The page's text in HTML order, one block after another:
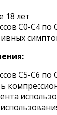
18 лет
С0-С4 по
С5-С6 по